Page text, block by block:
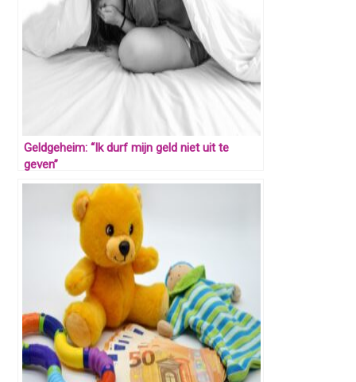
Geldgeheim: “Ik durf mijn geld niet uit te
geven”